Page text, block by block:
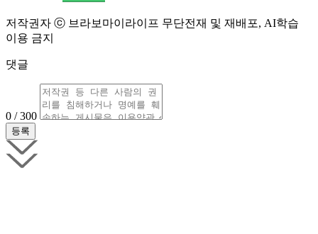
저작권자 ⓒ 브라보마이라이프 무단전재 및 재배포, AI학습
이용 금지
댓글
0 / 300